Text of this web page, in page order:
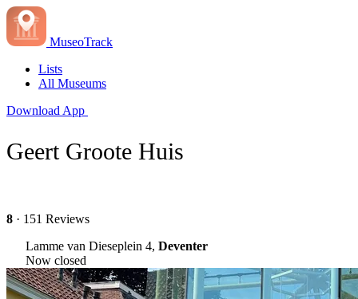
MuseoTrack
Lists
All Museums
Download App
Geert Groote Huis
8 · 151 Reviews
Lamme van Dieseplein 4, Deventer
Now closed